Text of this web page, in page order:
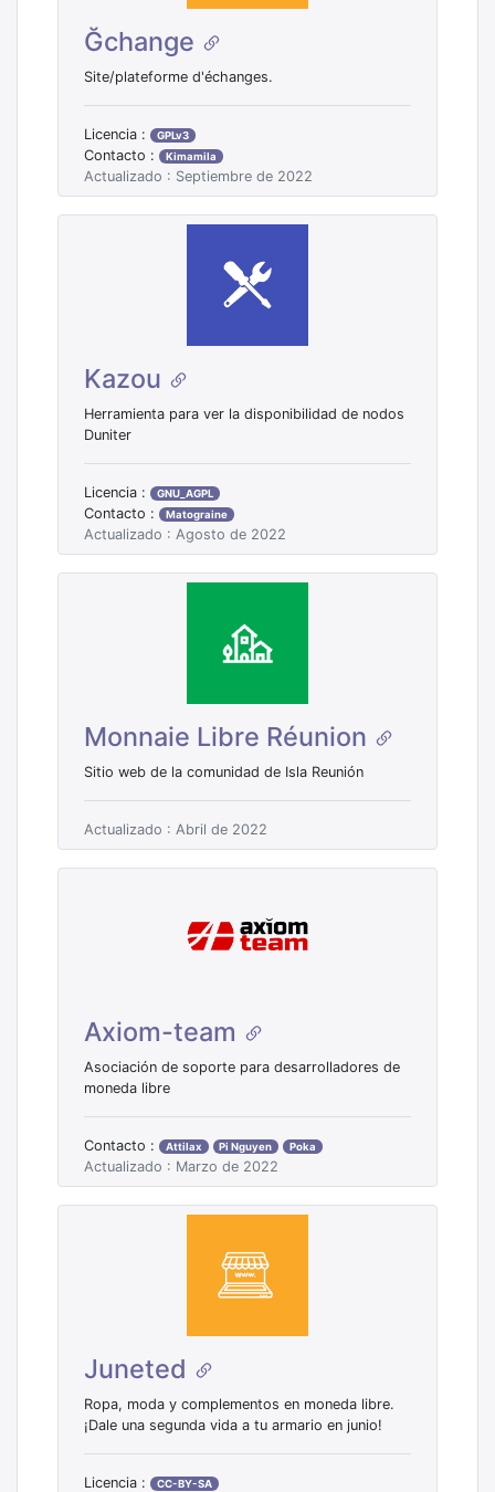
Ğchange
Site/plateforme d'échanges.
Licencia : GPLv3
Contacto : Kimamila
Actualizado : Septiembre de 2022
Kazou
Herramienta para ver la disponibilidad de nodos
Duniter
Licencia : GNU_AGPL
Contacto : Matograine
Actualizado : Agosto de 2022
Monnaie Libre Réunion
Sitio web de la comunidad de Isla Reunión
Actualizado : Abril de 2022
Axiom-team
Asociación de soporte para desarrolladores de
moneda libre
Contacto : Attilax Pi Nguyen Poka
Actualizado : Marzo de 2022
Juneted
Ropa, moda y complementos en moneda libre.
¡Dale una segunda vida a tu armario en junio!
Licencia : CC-BY-SA